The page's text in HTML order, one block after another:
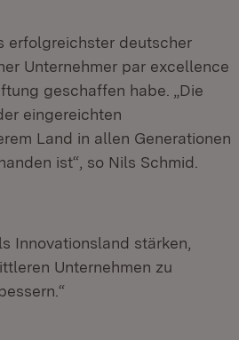
erfolgreichster deutscher
Unternehmer par excellence
geschaffen habe. „Die
eingereichten
Land in allen Generationen
ist“, so Nils Schmid.
Innovationsland stärken,
Unternehmen zu